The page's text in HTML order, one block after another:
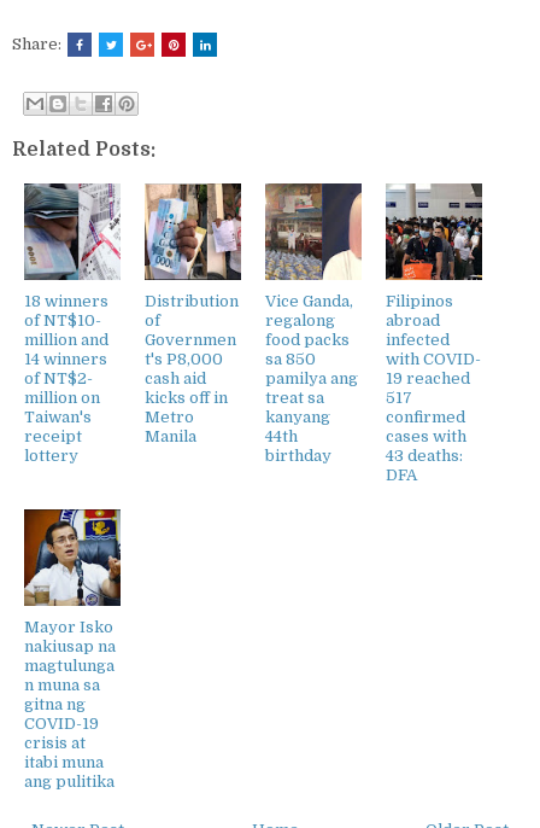
Share:
Related Posts:
18 winners
of NT$10-
million and
14 winners
of NT$2-
million on
Taiwan's
receipt
lottery
Distribution
of
Governmen
t's P8,000
cash aid
kicks off in
Metro
Manila
Vice Ganda,
regalong
food packs
sa 850
pamilya ang
treat sa
kanyang
44th
birthday
Filipinos
abroad
infected
with COVID-
19 reached
517
confirmed
cases with
43 deaths:
DFA
Mayor Isko
nakiusap na
magtulunga
n muna sa
gitna ng
COVID-19
crisis at
itabi muna
ang pulitika